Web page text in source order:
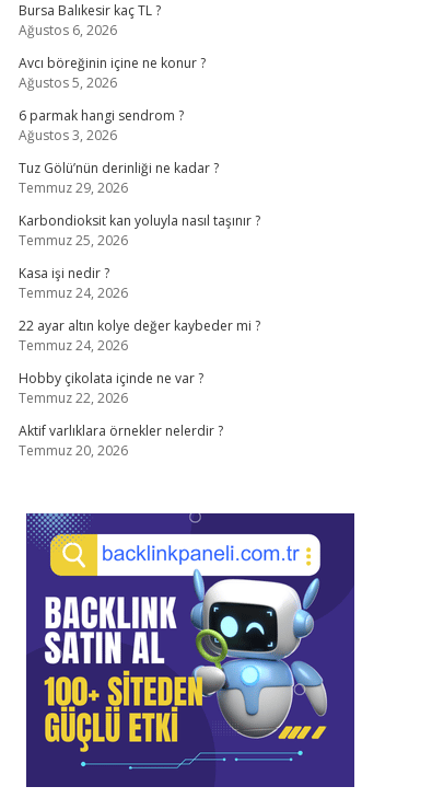
Bursa Balıkesir kaç TL ?
Ağustos 6, 2026
Avcı böreğinin içine ne konur ?
Ağustos 5, 2026
6 parmak hangi sendrom ?
Ağustos 3, 2026
Tuz Gölü’nün derinliği ne kadar ?
Temmuz 29, 2026
Karbondioksit kan yoluyla nasıl taşınır ?
Temmuz 25, 2026
Kasa işi nedir ?
Temmuz 24, 2026
22 ayar altın kolye değer kaybeder mi ?
Temmuz 24, 2026
Hobby çikolata içinde ne var ?
Temmuz 22, 2026
Aktif varlıklara örnekler nelerdir ?
Temmuz 20, 2026